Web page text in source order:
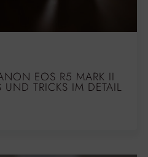
EOS R5 MARK II
TRICKS IM DETAIL